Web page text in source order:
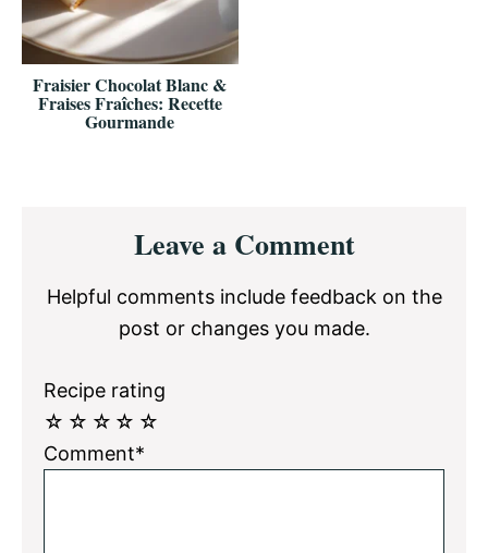
Fraisier Chocolat Blanc &
Fraises Fraîches: Recette
Gourmande
InteractionsLeave a Comment
Helpful comments include feedback on the
post or changes you made.
Recipe rating
☆
☆
☆
☆
☆
Comment*